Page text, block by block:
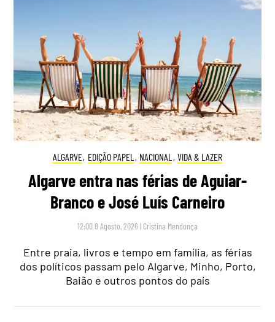
ALGARVE, EDIÇÃO PAPEL , NACIONAL , VIDA & LAZER
Algarve entra nas férias de Aguiar-
Branco e José Luís Carneiro
12:00 8 Agosto, 2026 | Cristina Mendonça
Entre praia, livros e tempo em família, as férias
dos políticos passam pelo Algarve, Minho, Porto,
Baião e outros pontos do país